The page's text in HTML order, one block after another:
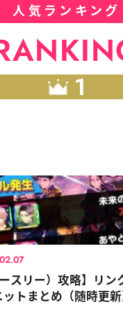
人気ランキング
1
スリー）攻略】リン
トまとめ（随時更新